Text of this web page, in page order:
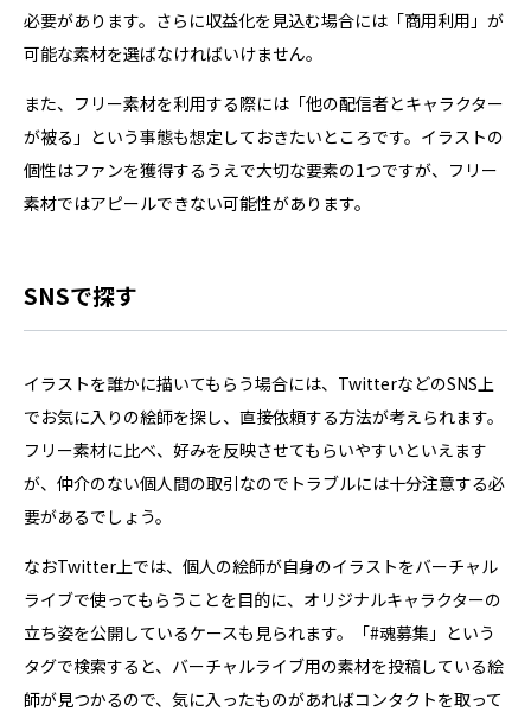
必要があります。さらに収益化を見込む場合には「商用利用」が
可能な素材を選ばなければいけません。
また、フリー素材を利用する際には「他の配信者とキャラクター
が被る」という事態も想定しておきたいところです。イラストの
個性はファンを獲得するうえで大切な要素の1つですが、フリー
素材ではアピールできない可能性があります。
SNSで探す
イラストを誰かに描いてもらう場合には、TwitterなどのSNS上
でお気に入りの絵師を探し、直接依頼する方法が考えられます。
フリー素材に比べ、好みを反映させてもらいやすいといえます
が、仲介のない個人間の取引なのでトラブルには十分注意する必
要があるでしょう。
なおTwitter上では、個人の絵師が自身のイラストをバーチャル
ライブで使ってもらうことを目的に、オリジナルキャラクターの
立ち姿を公開しているケースも見られます。「#魂募集」という
タグで検索すると、バーチャルライブ用の素材を投稿している絵
師が見つかるので、気に入ったものがあればコンタクトを取って